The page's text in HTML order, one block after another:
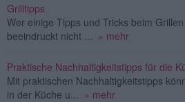
Grilltipps
Wer einige Tipps und Tricks beim Grillen
beeindruckt nicht ...
» mehr
Praktische Nachhaltigkeitstipps für die
Mit praktischen Nachhaltigkeitstipps
in der Küche u...
» mehr